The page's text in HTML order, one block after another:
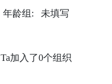
年龄组: 未填写
Ta加入了0个组织